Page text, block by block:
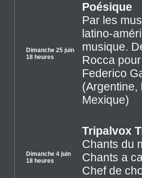
Dimanche 25 juin
18 heures
Poésique
Par les
latino-
musique.
Rocca
Federico
(Argentine,
Mexique)
Dimanche 4 juin
18 heures
Tripalvox
Chants du
Chants a
Chef de